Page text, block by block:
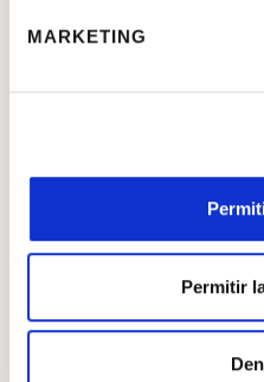
MARKETING
Permitir
con quien hemos contratado la
requiere el uso de cookies: